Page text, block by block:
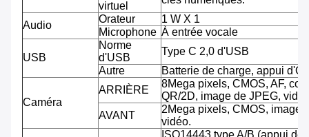
virtuel
Audio
Orateur
1 W X 1
Microphone À entrée vocale
USB
Norme
d'USB
Type C 2,0 d'USB
Autre
Batterie de charge, appui
Caméra
ARRIÈRE
8Mega pixels, CMOS, AF,
QR/2D, image de JPEG,
AVANT
2Mega pixels, CMOS, image
vidéo.